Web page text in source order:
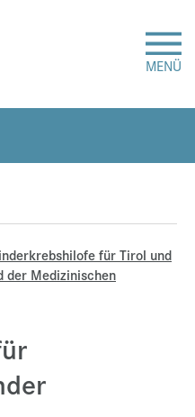
MENÜ
für Tirol und
der Medizinischen